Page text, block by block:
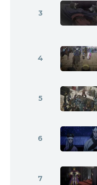
3
4
5
6
7